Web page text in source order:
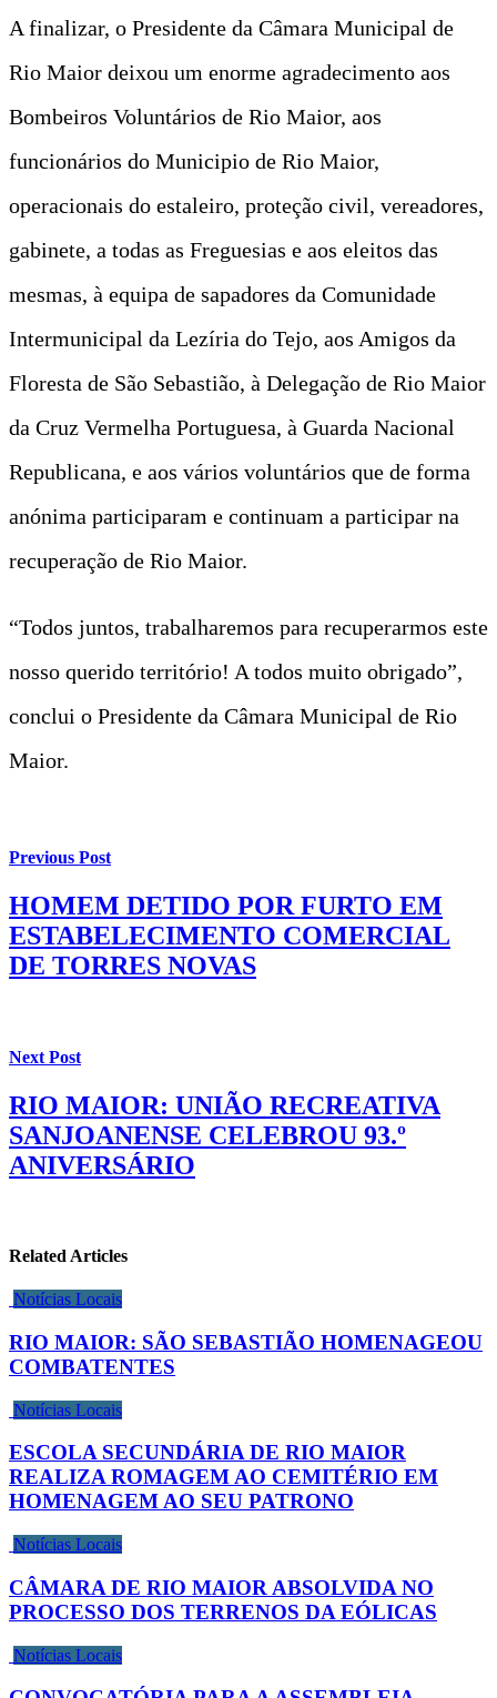
A finalizar, o Presidente da Câmara Municipal de
Rio Maior deixou um enorme agradecimento aos
Bombeiros Voluntários de Rio Maior, aos
funcionários do Municipio de Rio Maior,
operacionais do estaleiro, proteção civil, vereadores,
gabinete, a todas as Freguesias e aos eleitos das
mesmas, à equipa de sapadores da Comunidade
Intermunicipal da Lezíria do Tejo, aos Amigos da
Floresta de São Sebastião, à Delegação de Rio Maior
da Cruz Vermelha Portuguesa, à Guarda Nacional
Republicana, e aos vários voluntários que de forma
anónima participaram e continuam a participar na
recuperação de Rio Maior.
“Todos juntos, trabalharemos para recuperarmos este
nosso querido território! A todos muito obrigado”,
conclui o Presidente da Câmara Municipal de Rio
Maior.
Previous Post
HOMEM DETIDO POR FURTO EM
ESTABELECIMENTO COMERCIAL
DE TORRES NOVAS
Next Post
RIO MAIOR: UNIÃO RECREATIVA
SANJOANENSE CELEBROU 93.º
ANIVERSÁRIO
Related Articles
Notícias Locais
RIO MAIOR: SÃO SEBASTIÃO HOMENAGEOU
COMBATENTES
Notícias Locais
ESCOLA SECUNDÁRIA DE RIO MAIOR
REALIZA ROMAGEM AO CEMITÉRIO EM
HOMENAGEM AO SEU PATRONO
Notícias Locais
CÂMARA DE RIO MAIOR ABSOLVIDA NO
PROCESSO DOS TERRENOS DA EÓLICAS
Notícias Locais